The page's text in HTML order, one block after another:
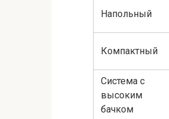
Напольный
Компактный
Система с
высоким
бачком